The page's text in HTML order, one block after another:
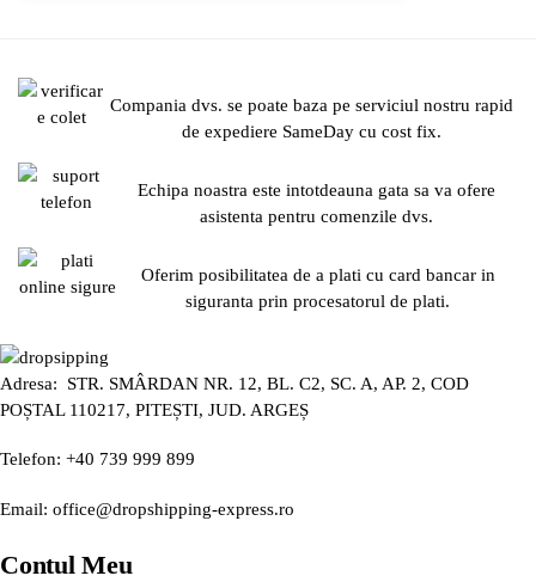
Compania dvs. se poate baza pe serviciul nostru rapid
de expediere SameDay cu cost fix.
Echipa noastra este intotdeauna gata sa va ofere
asistenta pentru comenzile dvs.
Oferim posibilitatea de a plati cu card bancar in
siguranta prin procesatorul de plati.
Adresa: STR. SMÂRDAN NR. 12, BL. C2, SC. A, AP. 2, COD
POȘTAL 110217, PITEȘTI, JUD. ARGEȘ
Telefon: +40 739 999 899
Email: office@dropshipping-express.ro
Contul Meu